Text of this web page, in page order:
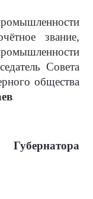
звание,
Совета
общества